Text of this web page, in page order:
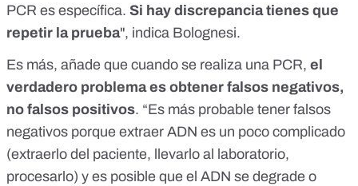
PCR es específica. Si hay discrepancia tienes que
repetir la prueba", indica Bolognesi.
Es más, añade que cuando se realiza una PCR, el
verdadero problema es obtener falsos negativos,
no falsos positivos. “Es más probable tener falsos
negativos porque extraer ADN es un poco complicado
(extraerlo del paciente, llevarlo al laboratorio,
procesarlo) y es posible que el ADN se degrade o